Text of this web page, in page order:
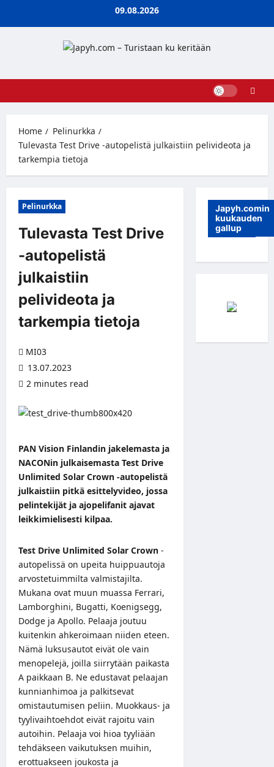
09.08.2026
Home
Pelinurkka
Tulevasta Test Drive -autopelistä julkaistiin pelivideota ja
tarkempia tietoja
Pelinurkka
Tulevasta Test Drive
-autopelistä
julkaistiin
pelivideota ja
tarkempia tietoja
MI03
13.07.2023
2 minutes read
PAN Vision Finlandin jakelemasta ja
NACONin julkaisemasta Test Drive
Unlimited Solar Crown -autopelistä
julkaistiin pitkä esittelyvideo, jossa
pelintekijät ja ajopelifanit ajavat
leikkimielisesti kilpaa.
Test Drive Unlimited Solar Crown -
autopelissä on upeita huippuautoja
arvostetuimmilta valmistajilta.
Mukana ovat muun muassa Ferrari,
Lamborghini, Bugatti, Koenigsegg,
Dodge ja Apollo. Pelaaja joutuu
kuitenkin ahkeroimaan niiden eteen.
Nämä luksusautot eivät ole vain
menopelejä, joilla siirrytään paikasta
A paikkaan B. Ne edustavat pelaajan
kunnianhimoa ja palkitsevat
omistautumisen peliin. Muokkaus- ja
tyylivaihtoehdot eivät rajoitu vain
autoihin. Pelaaja voi hioa tyyliään
tehdäkseen vaikutuksen muihin,
erottuakseen joukosta ja
Japyh.comin
kuukauden
gallup